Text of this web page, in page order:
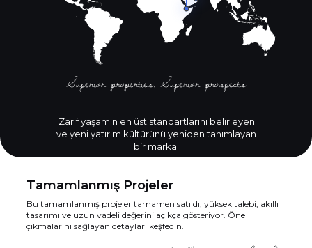
Zarif yaşamın en üst standartlarını belirleyen
ve yeni yatırım kültürünü yeniden tanımlayan
bir marka.
Tamamlanmış Projeler
Bu tamamlanmış projeler tamamen satıldı; yüksek talebi, akıllı
tasarımı ve uzun vadeli değerini açıkça gösteriyor. Öne
çıkmalarını sağlayan detayları keşfedin.